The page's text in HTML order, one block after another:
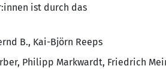
ist durch das
B., Kai-Björn Reeps
Philipp Markwardt, Friedrich